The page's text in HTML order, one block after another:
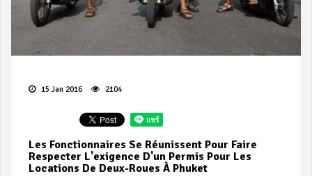
15 Jan 2016 2104
Les Fonctionnaires Se Réunissent Pour Faire
Respecter L'exigence D'un Permis Pour Les
Locations De Deux-Roues À Phuket